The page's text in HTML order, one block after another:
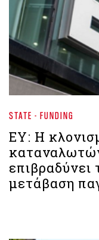
STATE - FUNDING
EY: Η
επιβραδύνει
μετάβαση